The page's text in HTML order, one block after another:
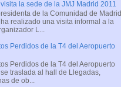
la sede de la JMJ Madrid 2011
de la Comunidad de Madrid
realizado una visita informal a la
L...
Perdidos de la T4 del Aeropuerto
Perdidos de la T4 del Aeropuerto
traslada al hall de Llegadas,
de ob...